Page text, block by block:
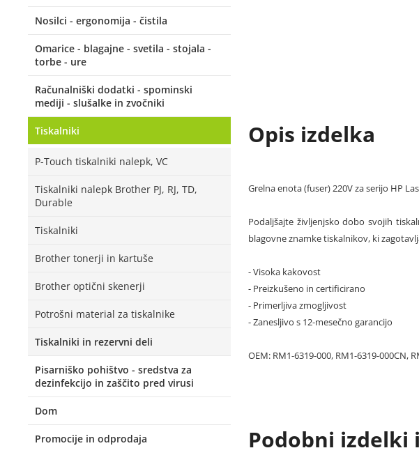
Nosilci - ergonomija - čistila
Omarice - blagajne - svetila - stojala -
torbe - ure
Računalniški dodatki - spominski
mediji - slušalke in zvočniki
Tiskalniki
P-Touch tiskalniki nalepk, VC
Tiskalniki nalepk Brother PJ, RJ, TD,
Durable
Tiskalniki
Brother tonerji in kartuše
Brother optični skenerji
Potrošni material za tiskalnike
Tiskalniki in rezervni deli
Pisarniško pohištvo - sredstva za
dezinfekcijo in zaščito pred virusi
Dom
Promocije in odprodaja
Opis izdelka
Grelna enota (fuser) 220V za serijo HP
Podaljšajte življenjsko dobo svojih
blagovne znamke tiskalnikov, ki
- Visoka kakovost
- Preizkušeno in certificirano
- Primerljiva zmogljivost
- Zanesljivo s 12-mesečno garancijo
OEM: RM1-6319-000, RM1-6319-000CN,
Podobni izdelki